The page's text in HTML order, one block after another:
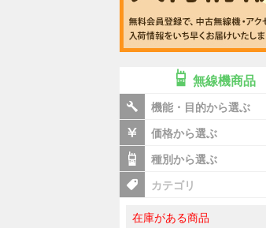
無線機商品
機能・目的から選ぶ
価格から選ぶ
種別から選ぶ
カテゴリ
在庫がある商品